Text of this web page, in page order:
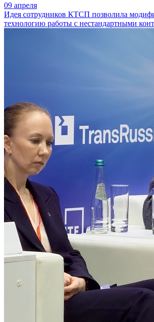
09 апреля
Идея сотрудников КТСП позволила
технологию работы с нестандартными